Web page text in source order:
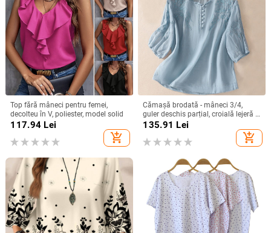
Top fără mâneci pentru femei,
decolteu în V, poliester, model solid
117.94 Lei
add_shopping_cart
Cămașă brodată - mâneci 3/4,
guler deschis parțial, croială lejeră -
bumbac și in
135.91 Lei
add_shopping_cart